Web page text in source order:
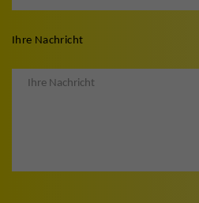
Ihre Nachricht